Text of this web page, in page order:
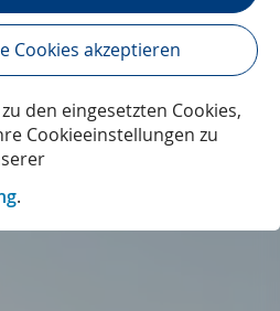
Cookies akzeptieren
den eingesetzten Cookies,
Cookieeinstellungen zu
.